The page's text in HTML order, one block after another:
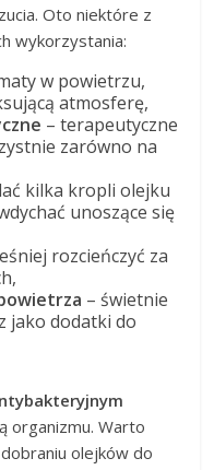
Oto niektóre z
wykorzystania:
w powietrzu,
atmosferę,
– terapeutyczne
zarówno na
kilka kropli olejku
unoszące się
rozcieńczyć za
– świetnie
jako dodatki do
organizmu. Warto
olejków do